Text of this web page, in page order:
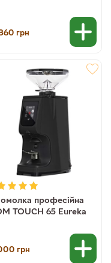
грн
професійна
TOUCH 65 Eureka
грн